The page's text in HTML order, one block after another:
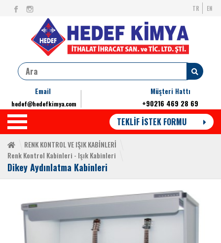
TR EN
Müşteri Hattı
+90216 469 28 69
Email
hedef@hedefkimya.com
TEKLİF İSTEK FORMU
RENK KONTROL VE IŞIK KABİNLERİ
Renk Kontrol Kabinleri - Işık Kabinleri
Dikey Aydınlatma Kabinleri